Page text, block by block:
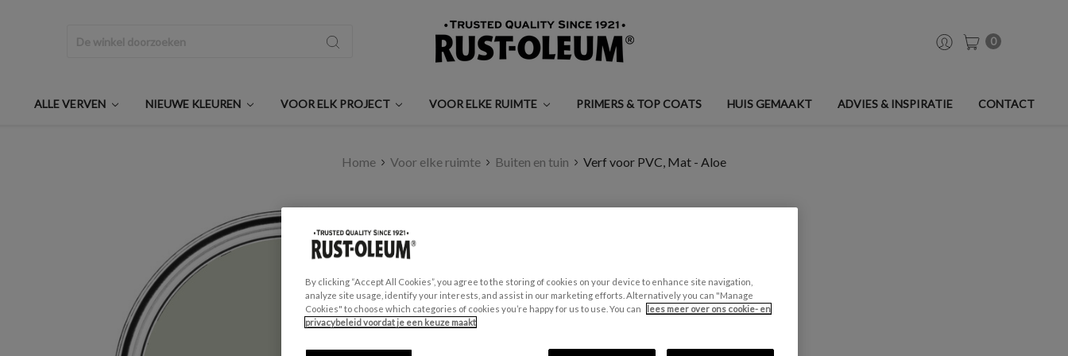
0
ALLE VERVEN NIEUWE KLEUREN VOOR ELK PROJECT VOOR ELKE RUIMTE PRIMERS & TOP COATS HUIS GEMAAKT ADVIES & INSPIRATIE CONTACT
Home Voor elke ruimte Buiten en tuin Verf voor PVC, Mat - Aloe
Een beoordeling schrijven
PVC
By clicking “Accept All Cookies”, you agree to the storing of cookies on your device to enhance site navigation,
analyze site usage, identify your interests, and assist in our marketing efforts. Alternatively you can "Manage
Cookies" to choose which categories of cookies you’re happy for us to use. You can
lees meer over ons cookie- en
privacybeleid voordat je een keuze maakt